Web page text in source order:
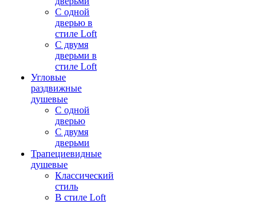
С одной
дверью в
стиле Loft
С двумя
дверьми в
стиле Loft
Угловые
раздвижные
душевые
С одной
дверью
С двумя
дверьми
Трапециевидные
душевые
Классический
стиль
В стиле Loft